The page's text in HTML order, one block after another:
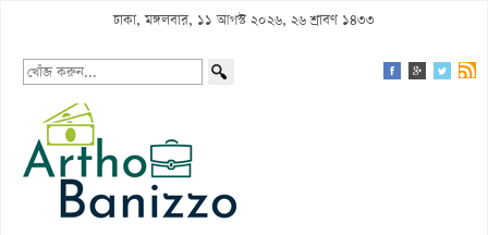
ঢাকা, মঙ্গলবার, ১১ আগস্ট ২০২৬, ২৬ শ্রাবণ ১৪৩৩